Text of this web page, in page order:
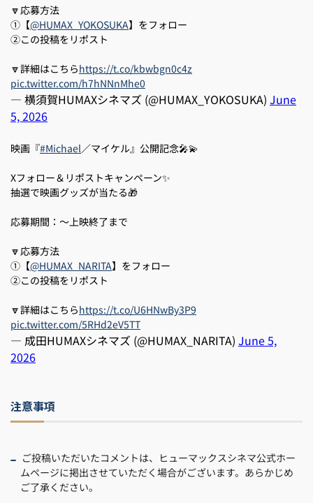
🔽応募方法
①【@HUMAX_YOKOSUKA】をフォロー
②この投稿をリポスト
🔽詳細はこちらhttps://t.co/kbwbgn0c4z
pic.twitter.com/h7hNNnMhe0
— 横須賀HUMAXシネマズ (@HUMAX_YOKOSUKA) June
5, 2026
映画『#Michael／マイケル』公開記念🎤💫
Xフォロー＆リポストキャンペーン✨
抽選で映画グッズが当たる🎁
応募期間：～上映終了まで
🔽応募方法
①【@HUMAX_NARITA】をフォロー
②この投稿をリポスト
🔽詳細はこちらhttps://t.co/U6HNwBy3P9
pic.twitter.com/5RHd2eV5TT
— 成田HUMAXシネマズ (@HUMAX_NARITA) June 5,
2026
注意事項
ご投稿いただいたコメントは、ヒューマックスシネマ公式ホー
ムページに掲出させていただく場合がございます。あらかじめ
ご了承ください。